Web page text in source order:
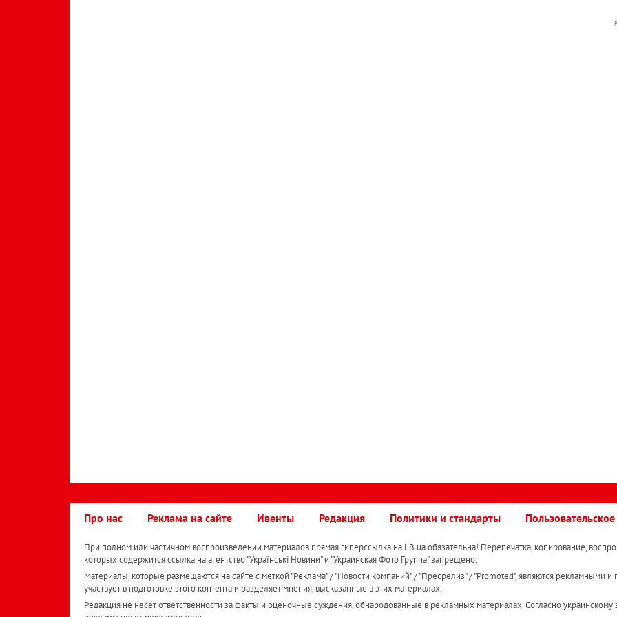
Про нас Реклама на сайте Ивенты Редакция Политики и стандарты
При полном или частичном воспроизведении материалов прямая гиперссылка на LB.ua обязательна! Перепечатка, копирование,
которых содержится ссылка на агентство "Українськi Новини" и "Украинская Фото Группа" запрещено.
Материалы, которые размещаются на сайте с меткой "Реклама" / "Новости компаний" / "Пресрелиз" / "Promoted", являются рекламными и
участвует в подготовке этого контента и разделяет мнения, высказанные в этих материалах.
Редакция не несет ответственности за факты и оценочные суждения, обнародованные в рекламных материалах. Согласно украинскому